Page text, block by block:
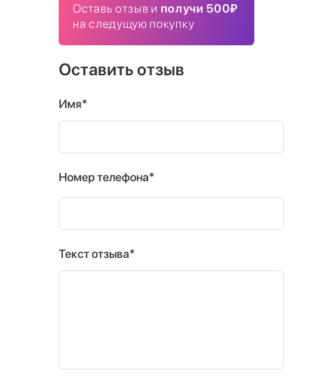
Оставь отзыв и получи 500₽
на следущую покупку
Оставить отзыв
Имя*
Номер телефона*
Текст отзыва*